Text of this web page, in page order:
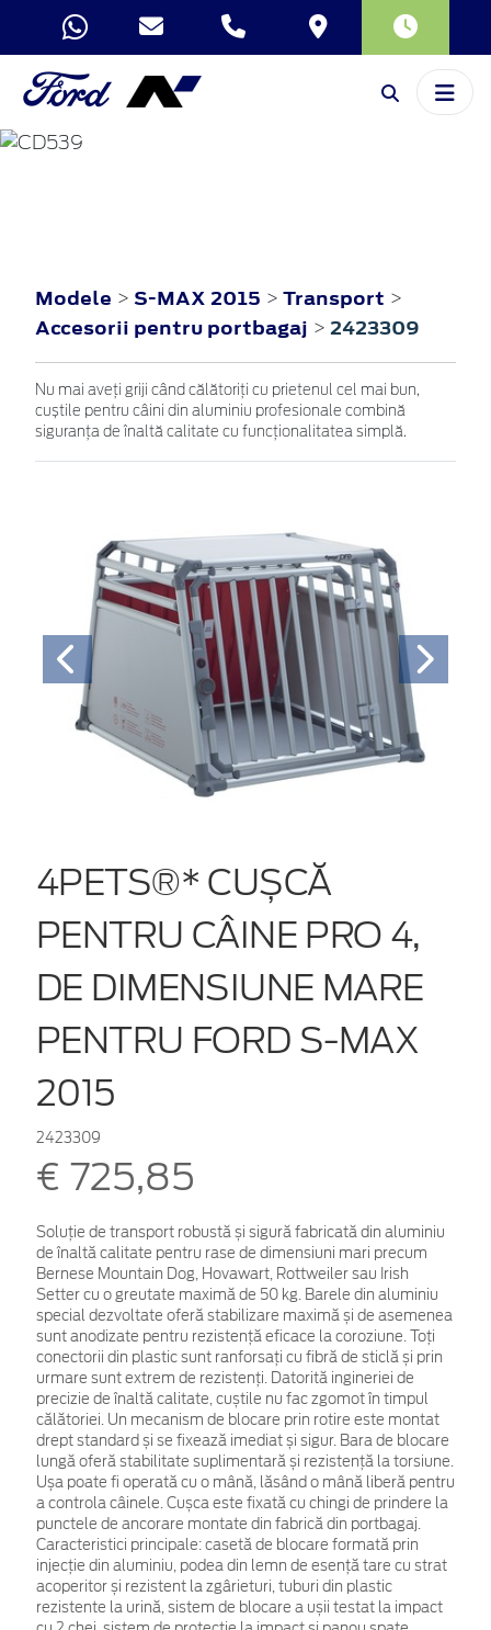
S-MAX
Modele > S-MAX 2015 > Transport >
Accesorii pentru portbagaj > 2423309
Nu mai aveți griji când călătoriți cu prietenul cel mai bun,
cuștile pentru câini din aluminiu profesionale combină
siguranța de înaltă calitate cu funcționalitatea simplă.
4PETS®* CUȘCĂ
PENTRU CÂINE PRO 4,
DE DIMENSIUNE MARE
PENTRU FORD S-MAX
2015
2423309
€ 725,85
Soluție de transport robustă și sigură fabricată din aluminiu
de înaltă calitate pentru rase de dimensiuni mari precum
Bernese Mountain Dog, Hovawart, Rottweiler sau Irish
Setter cu o greutate maximă de 50 kg. Barele din aluminiu
special dezvoltate oferă stabilizare maximă și de asemenea
sunt anodizate pentru rezistență eficace la coroziune. Toți
conectorii din plastic sunt ranforsați cu fibră de sticlă și prin
urmare sunt extrem de rezistenți. Datorită ingineriei de
precizie de înaltă calitate, cuștile nu fac zgomot în timpul
călătoriei. Un mecanism de blocare prin rotire este montat
drept standard și se fixează imediat și sigur. Bara de blocare
lungă oferă stabilitate suplimentară și rezistență la torsiune.
Ușa poate fi operată cu o mână, lăsând o mână liberă pentru
a controla câinele. Cușca este fixată cu chingi de prindere la
punctele de ancorare montate din fabrică din portbagaj.
Caracteristici principale: casetă de blocare formată prin
injecție din aluminiu, podea din lemn de esență tare cu strat
acoperitor și rezistent la zgârieturi, tuburi din plastic
rezistente la urină, sistem de blocare a ușii testat la impact